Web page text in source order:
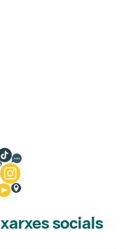
valoracions és de 0
socials